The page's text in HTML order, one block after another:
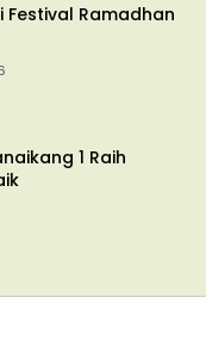
Festival Ramadhan
1 Raih